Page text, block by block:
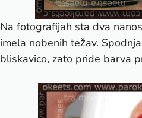
Na fotografijah sta dva
imela nobenih težav.
bliskavico, zato pride barva